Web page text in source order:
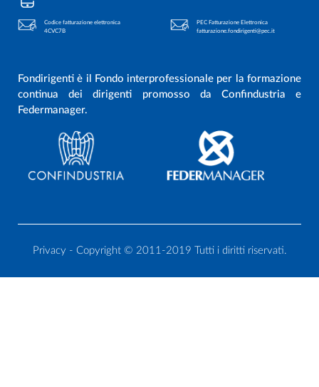
Fondirigenti è il Fondo interprofessionale per la formazione
continua dei dirigenti promosso da Confindustria e
Federmanager.
Codice fatturazione elettronica
4CVC7B
PEC Fatturazione Elettronica
fatturazione.fondirigenti@pec.it
Privacy - Copyright © 2011-2019 Tutti i diritti riservati.